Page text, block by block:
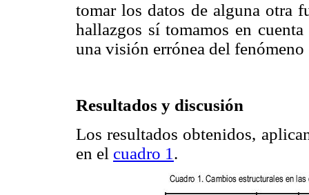
tomar los datos de alguna otra
hallazgos sí tomamos en
una visión errónea del fenómeno
Resultados y discusión
Los resultados obtenidos,
en el cuadro 1 .